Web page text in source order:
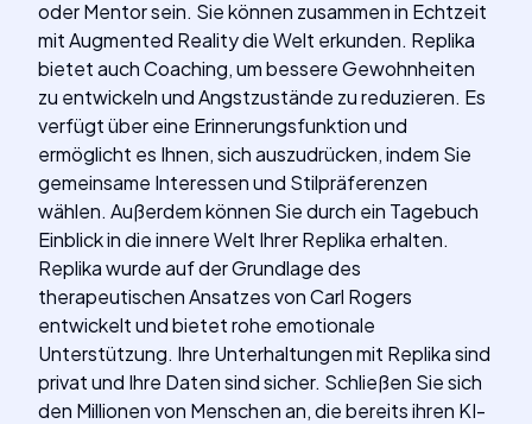
oder Mentor sein. Sie können zusammen in Echtzeit
mit Augmented Reality die Welt erkunden. Replika
bietet auch Coaching, um bessere Gewohnheiten
zu entwickeln und Angstzustände zu reduzieren. Es
verfügt über eine Erinnerungsfunktion und
ermöglicht es Ihnen, sich auszudrücken, indem Sie
gemeinsame Interessen und Stilpräferenzen
wählen. Außerdem können Sie durch ein Tagebuch
Einblick in die innere Welt Ihrer Replika erhalten.
Replika wurde auf der Grundlage des
therapeutischen Ansatzes von Carl Rogers
entwickelt und bietet rohe emotionale
Unterstützung. Ihre Unterhaltungen mit Replika sind
privat und Ihre Daten sind sicher. Schließen Sie sich
den Millionen von Menschen an, die bereits ihren KI-